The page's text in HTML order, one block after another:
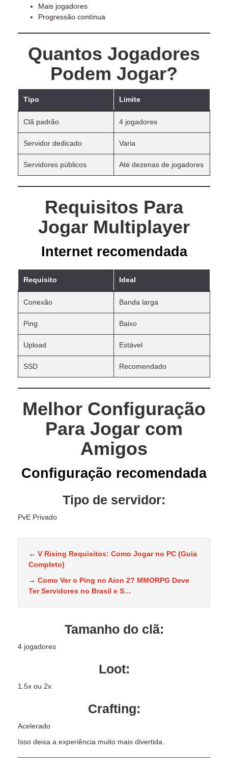
Mais jogadores
Progressão contínua
Quantos Jogadores
Podem Jogar?
Tipo Limite
Clã padrão 4 jogadores
Servidor dedicado Varia
Servidores públicos Até dezenas de jogadores
Requisitos Para
Jogar Multiplayer
Internet recomendada
Requisito Ideal
Conexão Banda larga
Ping Baixo
Upload Estável
SSD Recomendado
Melhor Configuração
Para Jogar com
Amigos
Configuração recomendada
Tipo de servidor:
PvE Privado
← V Rising Requisitos: Como Jogar no PC (Guia
Completo)
→ Como Ver o Ping no Aion 2? MMORPG Deve
Ter Servidores no Brasil e S…
Tamanho do clã:
4 jogadores
Loot:
1.5x ou 2x
Crafting:
Acelerado
Isso deixa a experiência muito mais divertida.